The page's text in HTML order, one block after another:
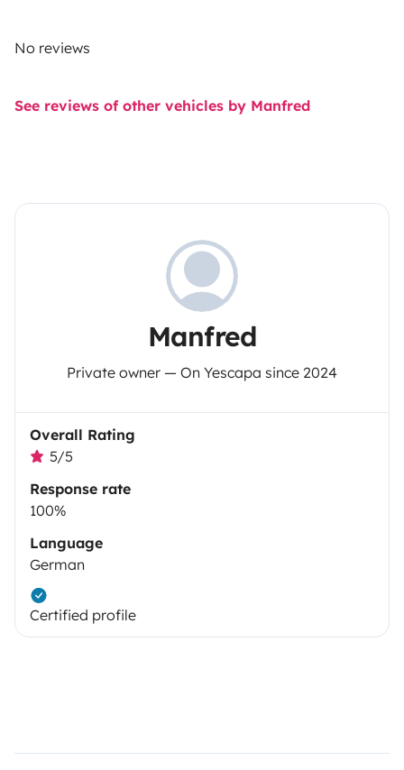
No reviews
See reviews of other vehicles by Manfred
Manfred
Private owner — On Yescapa since 2024
Overall Rating
5/5
Response rate
100%
Language
German
Certified profile